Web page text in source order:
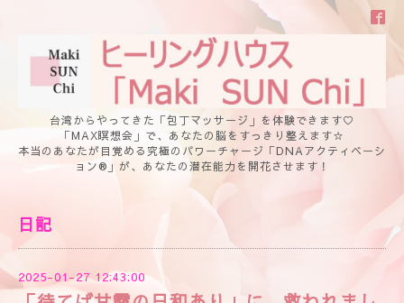
台湾からやってきた「包丁マッサージ」を体験できます♡
「MAX瞑想会」で、あなたの脳をすっきり整えます☆
本当のあなたが目覚める究極のパワーチャージ「DNAアクティベーシ
ョン®」が、あなたの潜在能力を開花させます！
日記
2025-01-27 12:43:00